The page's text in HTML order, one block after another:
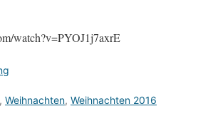
watch?v=PYOJ1j7axrE
, Weihnachten, Weihnachten 2016